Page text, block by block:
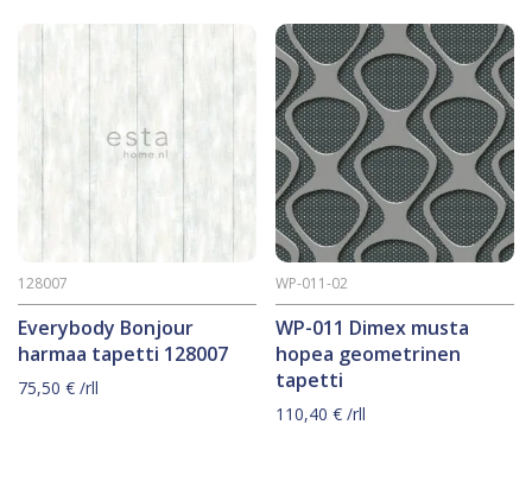
Everybody Bonjour
harmaa tapetti 128007
128007
75,50 € /rll
WP-011 Dimex musta
hopea geometrinen
tapetti
WP-011-02
110,40€ /rll